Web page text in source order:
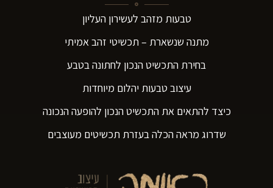
טבעות מזהב לעשירון העליון
מתנה שנשארת – תכשיטי זהב אמיתי
בחירת התכשיט הנכון לחתונה בטבע
עיצוב טבעות יהלום מיוחדות
כיצד להתאים את התכשיט הנכון להופעה הנכונה
שדרוג מראה הכלה בעזרת תכשיטים מעוצבים